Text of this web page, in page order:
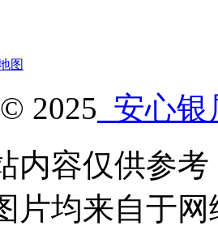
图
2025 安心银
内容仅供参
片均来自于